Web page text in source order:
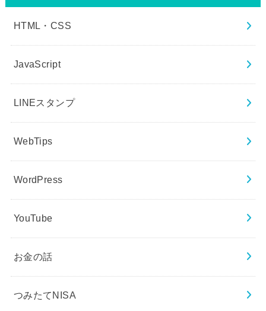
HTML・CSS
JavaScript
LINEスタンプ
WebTips
WordPress
YouTube
お金の話
つみたてNISA